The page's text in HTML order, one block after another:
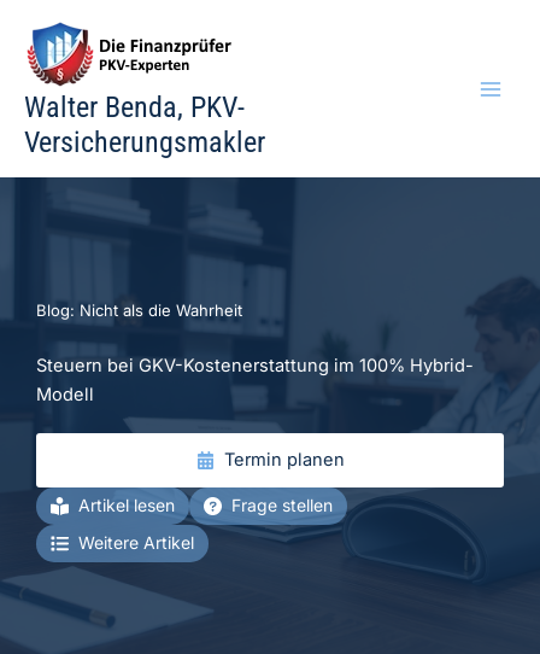
Inhalt
springen
Walter Benda, PKV-
Versicherungsmakler
Blog: Nicht als die Wahrheit
Steuern bei GKV-Kostenerstattung im 100% Hybrid-
Modell
Termin planen
Artikel lesen
Frage stellen
Weitere Artikel